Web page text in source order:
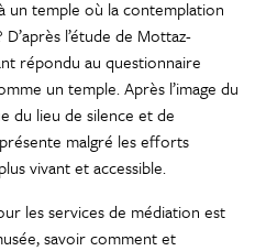
un temple où la contemplation
l’étude de Mottaz-
répondu au questionnaire
un temple. Après l’image du
du lieu de silence et de
malgré les efforts
vivant et accessible.
les services de médiation est
savoir comment et